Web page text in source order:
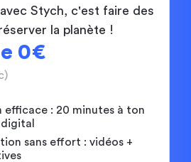
Stych, c'est faire des
la planète !
0€
efficace : 20 minutes à ton
sans effort : vidéos +